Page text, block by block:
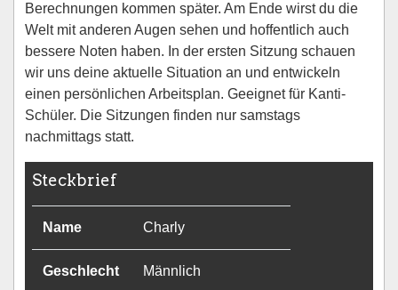
Berechnungen kommen später. Am Ende wirst du die
Welt mit anderen Augen sehen und hoffentlich auch
bessere Noten haben. In der ersten Sitzung schauen
wir uns deine aktuelle Situation an und entwickeln
einen persönlichen Arbeitsplan. Geeignet für Kanti-
Schüler. Die Sitzungen finden nur samstags
nachmittags statt.
Steckbrief
Name Charly
Geschlecht Männlich